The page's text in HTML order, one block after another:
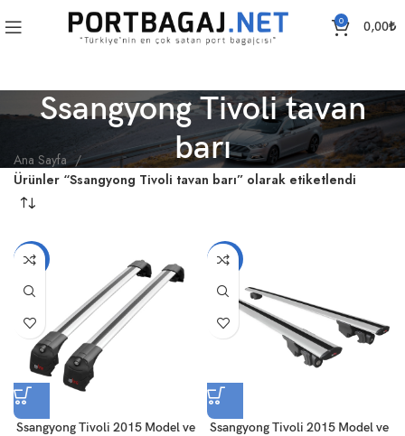
0 0,00₺
Ssangyong Tivoli tavan
barı
Ana Sayfa
Ürünler “Ssangyong Tivoli tavan barı” olarak etiketlendi
-14%
Ssangyong Tivoli 2015 Model ve
-14%
Ssangyong Tivoli 2015 Model ve